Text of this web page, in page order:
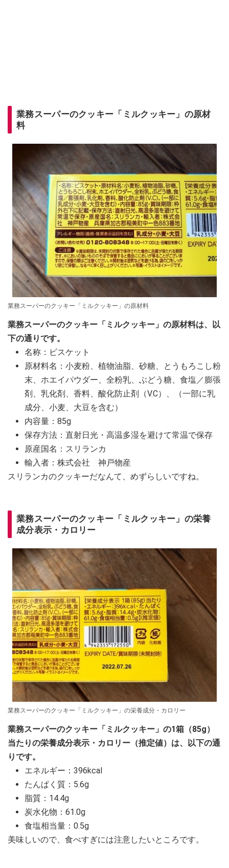
業務スーパーのクッキー「ミルクッキー」の原材
料
業務スーパーのクッキー「ミルクッキー」の原材料
業務スーパーのクッキー「ミルクッキー」の原材料は、以
下の通りです。
名称：ビスケット
原材料名：小麦粉、植物油脂、砂糖、とうもろこし粉
末、ホエイパウダー、全粉乳、ぶどう糖、食塩／膨張
剤、乳化剤、香料、酸化防止剤（V.C）、（一部に乳
成分、小麦、大豆を含む）
内容量：85g
保存方法：直射日光・高温多湿を避けて常温で保存
原産国名：スリランカ
輸入者：株式会社 神戸物産
スリランカのクッキーだなんて、めずらしいですね。
業務スーパーのクッキー「ミルクッキー」の栄養
成分表示・カロリー
業務スーパーのクッキー「ミルクッキー」の栄養成分・カロリー
業務スーパーのクッキー「ミルクッキー」の1箱（85g）
当たりの栄養成分表示・カロリー（推定値）は、以下の通
りです。
エネルギー：396kcal
たんぱく質：5.6g
脂質：14.4g
炭水化物：61.0g
食塩相当量：0.5g
美味しいので、食べすぎには注意したいところです。